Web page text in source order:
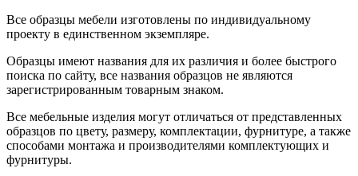
Все образцы мебели изготовлены по индивидуальному
проекту в единственном экземпляре.
Образцы имеют названия для их различия и более быстрого
поиска по сайту, все названия образцов не являются
зарегистрированным товарным знаком.
Все мебельные изделия могут отличаться от представленных
образцов по цвету, размеру, комплектации, фурнитуре, а также
способами монтажа и производителями комплектующих и
фурнитуры.